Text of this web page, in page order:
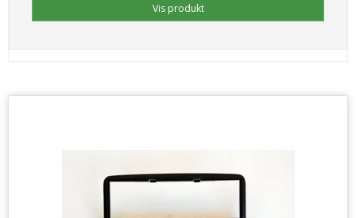
Vis produkt